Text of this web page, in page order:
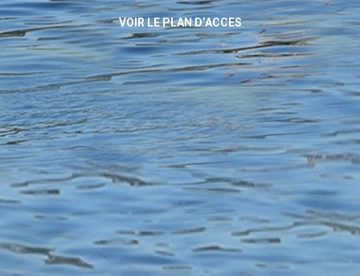
VOIR LE PLAN D’ACCES